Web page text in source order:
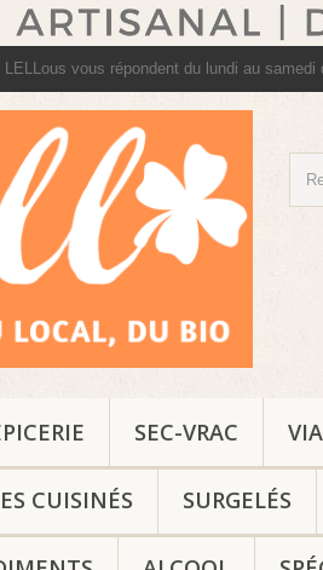
vous répondent du lundi au samedi
SEC-VRAC
CUISINÉS SURGELÉS